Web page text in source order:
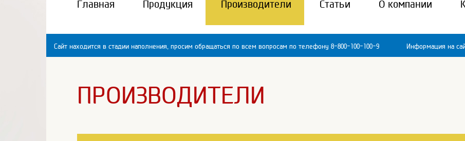
Главная Продукция Производители Статьи О компании
Сайт находится в стадии наполнения, просим обращаться по всем вопросам по телефону 8-800-100-100-9 Информация на
ПРОИЗВОДИТЕЛИ